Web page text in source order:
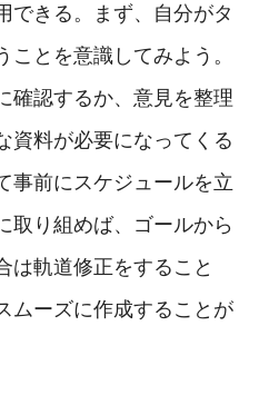
できる。まず、自分がタ
ことを意識してみよう。
確認するか、意見を整理
資料が必要になってくる
事前にスケジュールを立
取り組めば、ゴールから
は軌道修正をすること
ムーズに作成することが